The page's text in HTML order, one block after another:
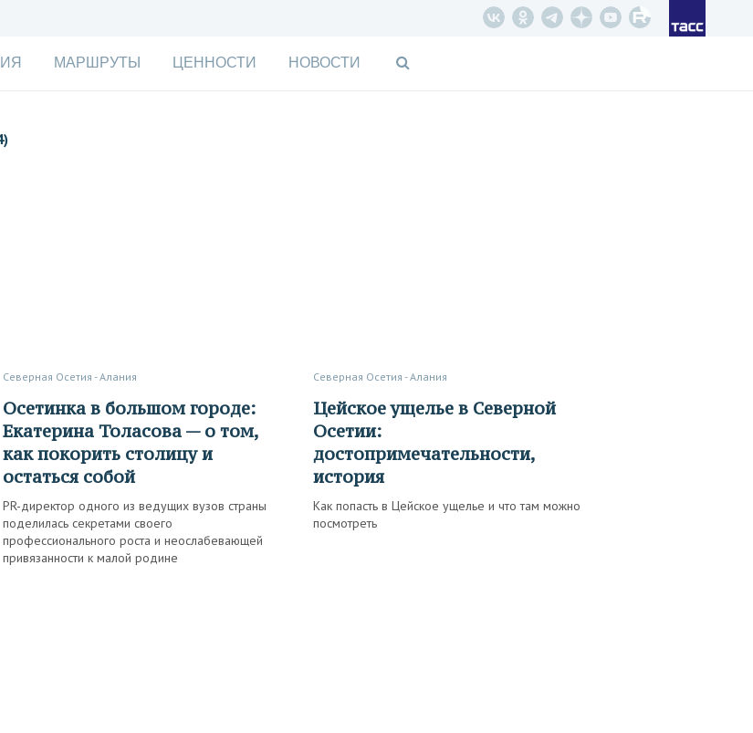
МАРШРУТЫ ЦЕННОСТИ НОВОСТИ
Северная Осетия - Алания
Осетинка в большом городе:
Екатерина Толасова — о том,
как покорить столицу и
остаться собой
PR-директор одного из ведущих вузов страны
поделилась секретами своего
профессионального роста и неослабевающей
привязанности к малой родине
Северная Осетия - Алания
Цейское ущелье в Северной
Осетии:
достопримечательности,
история
Как попасть в Цейское ущелье и что там можно
посмотреть